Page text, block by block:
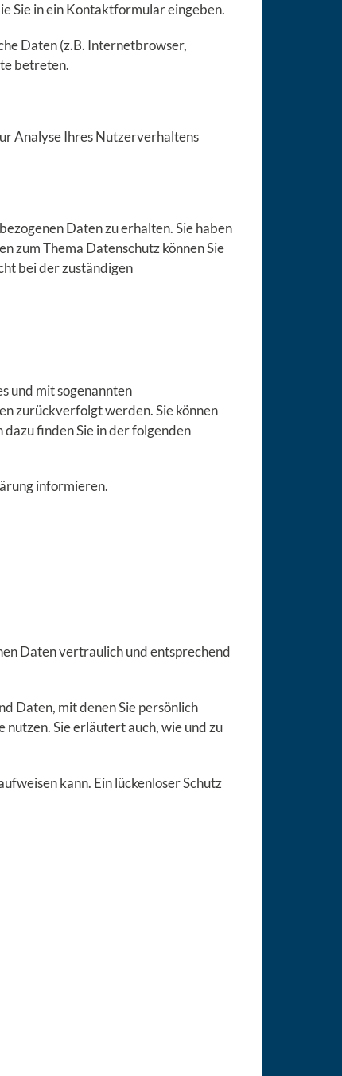
Sie in ein Kontaktformular eingeben.
Daten (z.B. Internetbrowser,
betreten.
Analyse Ihres Nutzerverhaltens
Daten zu erhalten. Sie haben
zum Thema Datenschutz können Sie
bei der zuständigen
und mit sogenannten
zurückverfolgt werden. Sie können
finden Sie in der folgenden
informieren.
Daten vertraulich und entsprechend
Daten, mit denen Sie persönlich
Sie erläutert auch, wie und zu
kann. Ein lückenloser Schutz